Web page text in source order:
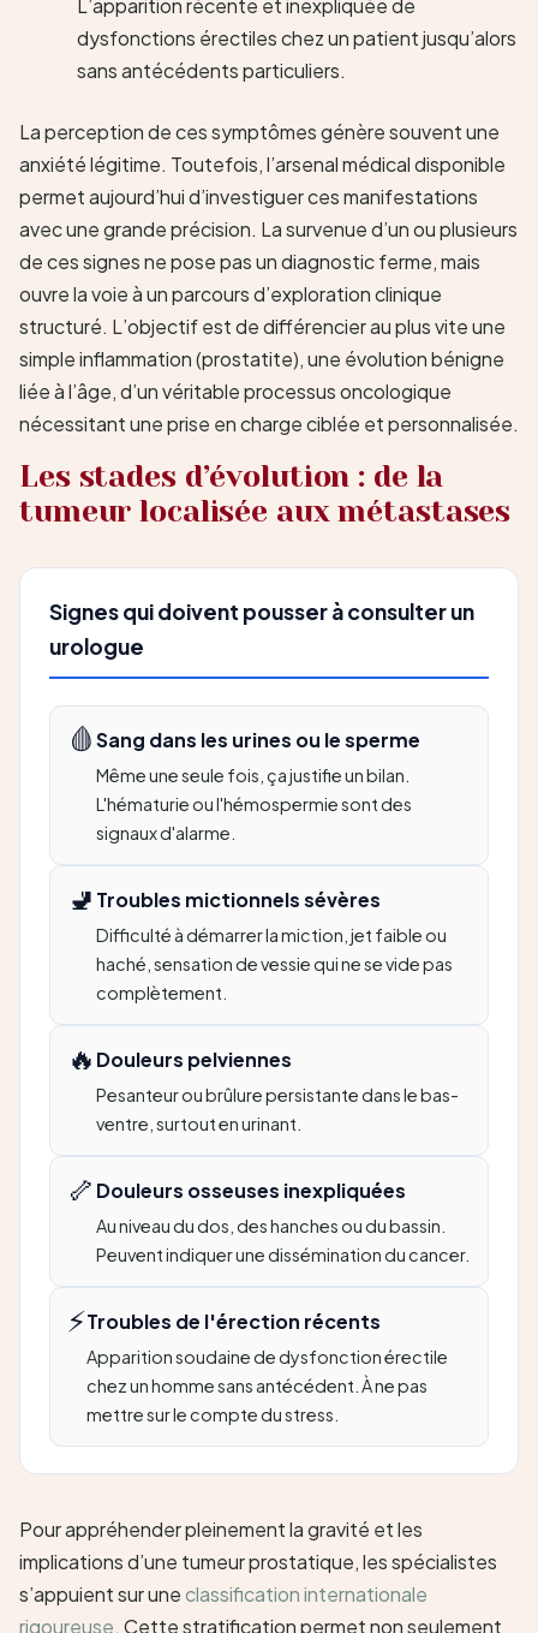
dysfonctions érectiles chez un patient jusqu’alors
sans antécédents particuliers.
La perception de ces symptômes génère souvent une
anxiété légitime. Toutefois, l’arsenal médical disponible
permet aujourd’hui d’investiguer ces manifestations
avec une grande précision. La survenue d’un ou plusieurs
de ces signes ne pose pas un diagnostic ferme, mais
ouvre la voie à un parcours d’exploration clinique
structuré. L’objectif est de différencier au plus vite une
simple inflammation (prostatite), une évolution bénigne
liée à l’âge, d’un véritable processus oncologique
nécessitant une prise en charge ciblée et personnalisée.
Les stades d’évolution : de la
tumeur localisée aux métastases
Signes qui doivent pousser à consulter un
urologue
🩸Sang dans les urines ou le sperme
Même une seule fois, ça justifie un bilan.
L'hématurie ou l'hémospermie sont des
signaux d'alarme.
🚽 Troubles mictionnels sévères
Difficulté à démarrer la miction, jet faible ou
haché, sensation de vessie qui ne se vide pas
complètement.
🔥 Douleurs pelviennes
Pesanteur ou brûlure persistante dans le bas-
ventre, surtout en urinant.
🦴 Douleurs osseuses inexpliquées
Au niveau du dos, des hanches ou du bassin.
Peuvent indiquer une dissémination du cancer.
⚡Troubles de l'érection récents
Apparition soudaine de dysfonction érectile
chez un homme sans antécédent. À ne pas
mettre sur le compte du stress.
Pour appréhender pleinement la gravité et les
implications d’une tumeur prostatique, les spécialistes
s’appuient sur uneclassification internationale
rigoureuse. Cette stratification permet non seulement